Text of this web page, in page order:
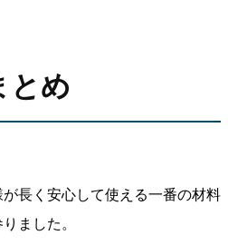
とめ
長く安心して使える一番の材料
ました。